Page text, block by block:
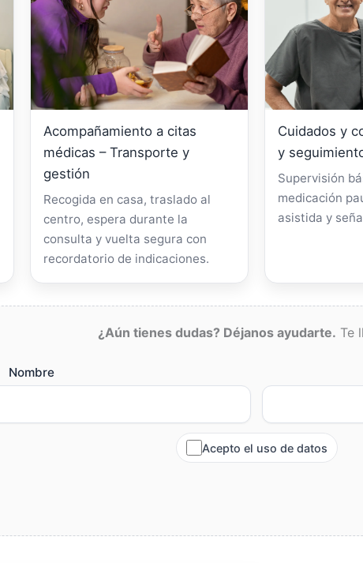
Acompañamiento a citas
médicas – Transporte y
gestión
Recogida en casa, traslado al
centro, espera durante la
consulta y vuelta segura con
recordatorio de indicaciones.
Cuidados y
y
Supervisión
medicación
asistida y
¿Aún tienes dudas? Déjanos ayudarte. Te
Nombre
Acepto el uso de datos